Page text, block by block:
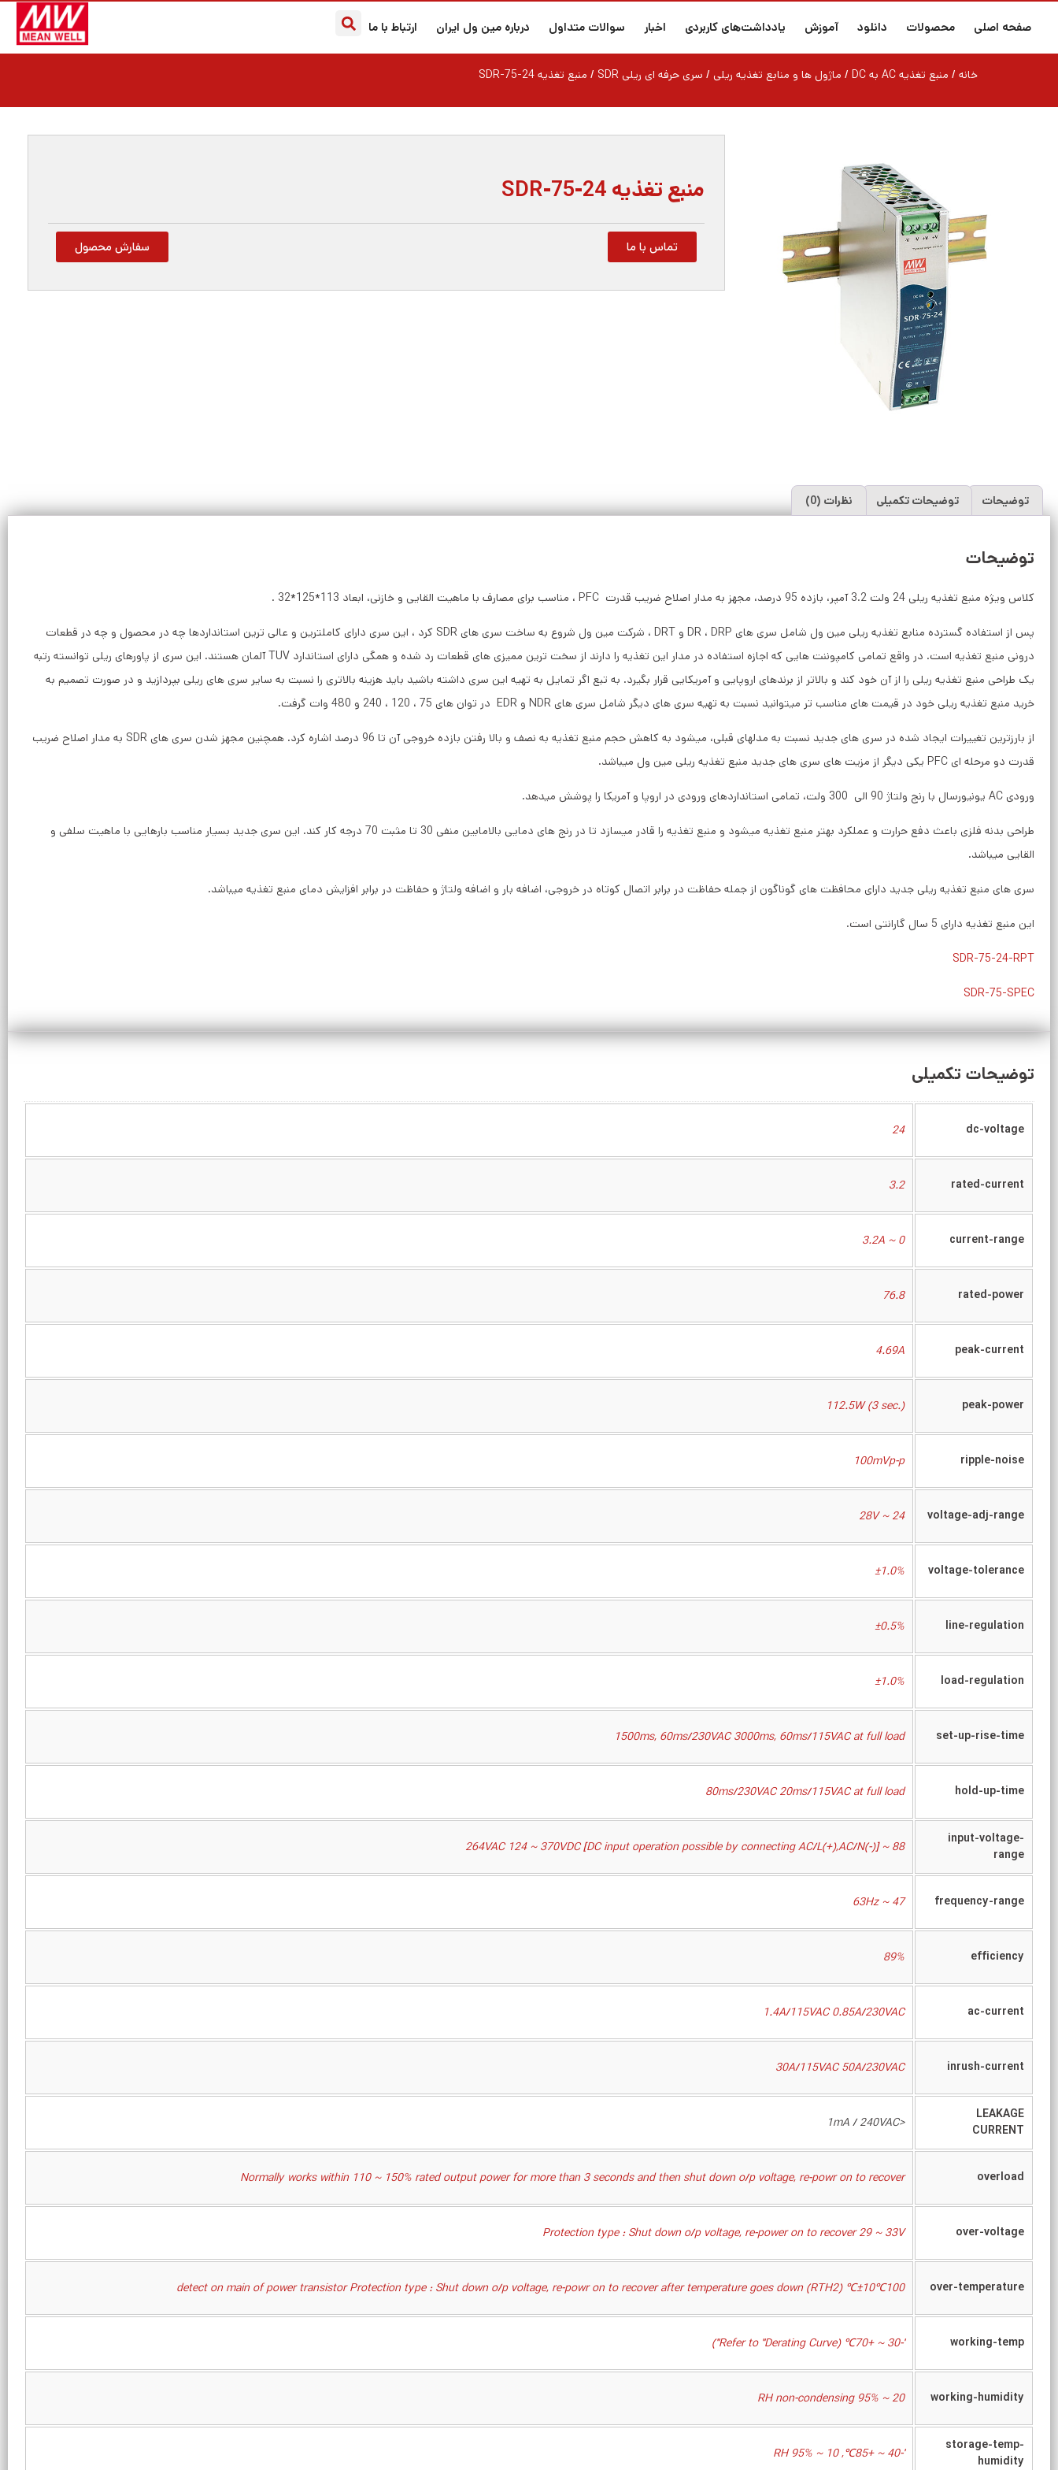
صفحه اصلی محصولات دانلود آموزش یادداشت‌های کاربردی اخبار سوالات متداول درباره مین ول ایران ارتباط با ما
خانه / منبع تغذیه AC به DC / ماژول ها و منابع تغذیه ریلی / سری حرفه ای ریلی SDR / منبع تغذیه SDR-75-24
منبع تغذیه SDR-75-24
تماس با ما سفارش محصول
توضیحات توضیحات تکمیلی نظرات (0)
توضیحات
کلاس ویژه منبع تغذیه ریلی 24 ولت 3.2 آمپر، بازده 95 درصد، مجهز به مدار اصلاح ضریب قدرت PFC ، مناسب برای مصارف با ماهیت القایی و خازنی، ابعاد 113*125*32 .
پس از استفاده گسترده منابع تغذیه ریلی مین ول شامل سری های DR ، DRP و DRT ، شرکت مین ول شروع به ساخت سری های SDR کرد ، این سری دارای کاملترین و عالی ترین استانداردها چه در محصول و چه در قطعات
درونی منبع تغذیه است. در واقع تمامی کامپوننت هایی که اجازه استفاده در مدار این تغذیه را دارند از سخت ترین ممیزی های قطعات رد شده و همگی دارای استاندارد TUV آلمان هستند. این سری از پاورهای ریلی توانسته رتبه
یک طراحی منبع تغذیه ریلی را از آن خود کند و بالاتر از برندهای اروپایی و آمریکایی قرار بگیرد. به تبع اگر تمایل به تهیه این سری داشته باشید باید هزینه بالاتری را نسبت به سایر سری های ریلی بپردازید و در صورت تصمیم به
خرید منبع تغذیه ریلی خود در قیمت های مناسب تر میتوانید نسبت به تهیه سری های دیگر شامل سری های NDR و EDR در توان های 75 ، 120 ، 240 و 480 وات گرفت.
از بارزترین تغییرات ایجاد شده در سری های جدید نسبت به مدلهای قبلی، میشود به کاهش حجم منبع تغذیه به نصف و بالا رفتن بازده خروجی آن تا 96 درصد اشاره کرد. همچنین مجهز شدن سری های SDR به مدار اصلاح ضریب
قدرت دو مرحله ای PFC یکی دیگر از مزیت های سری های جدید منبع تغذیه ریلی مین ول میباشد.
ورودی AC یونیورسال با رنج ولتاژ 90 الی 300 ولت، تمامی استانداردهای ورودی در اروپا و آمریکا را پوشش میدهد.
طراحی بدنه فلزی باعث دفع حرارت و عملکرد بهتر منبع تغذیه میشود و منبع تغذیه را قادر میسازد تا در رنج های دمایی بالامابین منفی 30 تا مثبت 70 درجه کار کند. این سری جدید بسیار مناسب بارهایی با ماهیت سلفی و
القایی میباشد.
سری های منبع تغذیه ریلی جدید دارای محافظت های گوناگون از جمله حفاظت در برابر اتصال کوتاه در خروجی، اضافه بار و اضافه ولتاژ و حفاظت در برابر افزایش دمای منبع تغذیه میباشد.
این منبع تغذیه دارای 5 سال گارانتی است.
SDR-75-24-RPT
SDR-75-SPEC
توضیحات تکمیلی
dc-voltage
24
rated-current
3.2
current-range
0 ~ 3.2A
rated-power
76.8
peak-current
4.69A
peak-power
112.5W (3 sec.)
ripple-noise
100mVp-p
voltage-adj-range
24 ~ 28V
voltage-tolerance
±1.0%
line-regulation
±0.5%
load-regulation
±1.0%
set-up-rise-time
1500ms, 60ms/230VAC 3000ms, 60ms/115VAC at full load
hold-up-time
80ms/230VAC 20ms/115VAC at full load
input-voltage-
range
88 ~ 264VAC 124 ~ 370VDC [DC input operation possible by connecting AC/L(+),AC/N(-)]
frequency-range
47 ~ 63Hz
efficiency
89%
ac-current
1.4A/115VAC 0.85A/230VAC
inrush-current
30A/115VAC 50A/230VAC
LEAKAGE
CURRENT
<1mA / 240VAC
overload
Normally works within 110 ~ 150% rated output power for more than 3 seconds and then shut down o/p voltage, re-powr on to recover
over-voltage
Protection type : Shut down o/p voltage, re-power on to recover 29 ~ 33V
over-temperature
100℃±10℃ (RTH2) detect on main of power transistor Protection type : Shut down o/p voltage, re-powr on to recover after temperature goes down
working-temp
'-30 ~ +70℃ (Refer to "Derating Curve")
working-humidity
20 ~ 95% RH non-condensing
storage-temp-
humidity
'-40 ~ +85℃, 10 ~ 95% RH